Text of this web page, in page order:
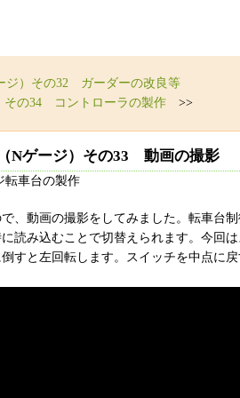
ジ）その32 ガーダーの改良等
その34 コントローラの製作 >>
Nゲージ）その33 動画の撮影
転車台の製作
、動画の撮影をしてみました。転車台
読み込むことで切替えられます。今回
すと左回転します。スイッチを中点に